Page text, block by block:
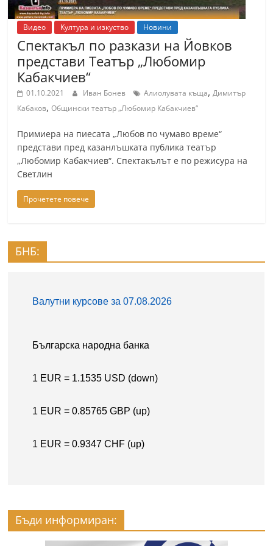
r
y
-
k
a
z
a
n
l
a
.
Видео Култура и изкуство Новини
Спектакъл по разкази на Йовков
представи Театър „Любомир
Кабакчиев“
01.10.2021 Иван Бонев Алиолувата къща,Димитър
Кабаков,Общински театър „Любомир Кабакчиев“
Примиера на пиесата „Любов по чумаво време“
представи пред казанлъшката публика театър
„Любомир Кабакчиев“. Спектакълът е по режисура на
Светлин
Прочетете повече
БНБ:
Бъди информиран: